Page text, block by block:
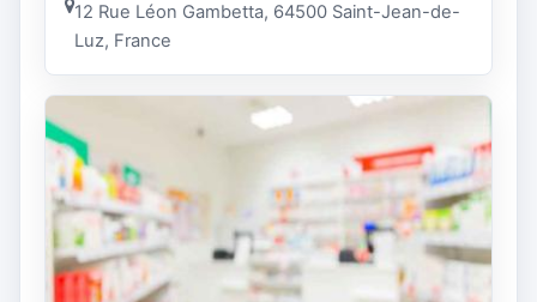
12 Rue Léon Gambetta, 64500 Saint-Jean-de-
Luz, France